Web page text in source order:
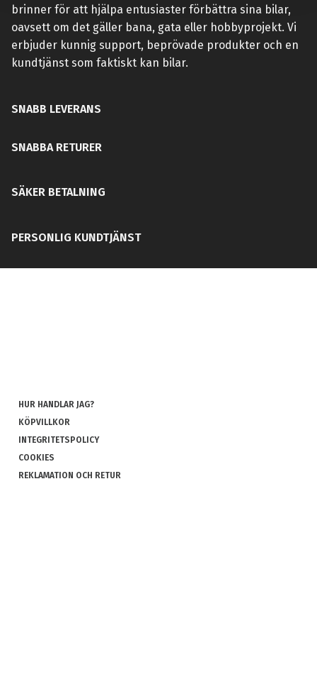
brinner för att hjälpa entusiaster förbättra sina bilar,
oavsett om det gäller bana, gata eller hobbyprojekt. Vi
erbjuder kunnig support, beprövade produkter och en
kundtjänst som faktiskt kan bilar.
SNABB LEVERANS
SNABBA RETURER
SÄKER BETALNING
PERSONLIG KUNDTJÄNST
HUR HANDLAR JAG?
KÖPVILLKOR
INTEGRITETSPOLICY
COOKIES
REKLAMATION OCH RETUR